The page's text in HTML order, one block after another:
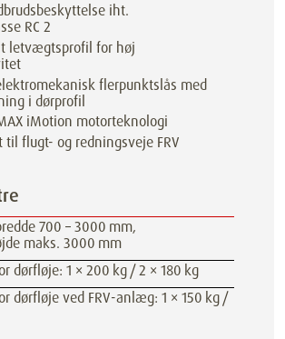
iht.
RC 2
letvægtsprofil for høj
flerpunktslås med
i dørprofil
iMotion motorteknologi
til flugt- og redningsveje FRV
700 – 3000 mm,
maks. 3000 mm
dørfløje: 1 × 200 kg / 2 × 180 kg
dørfløje ved FRV-anlæg: 1 × 150 kg /